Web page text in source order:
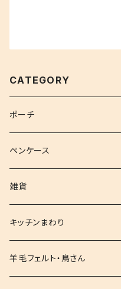
CATEGORY
ポーチ
ペンケース
雑貨
キッチンまわり
羊毛フェルト・鳥さん